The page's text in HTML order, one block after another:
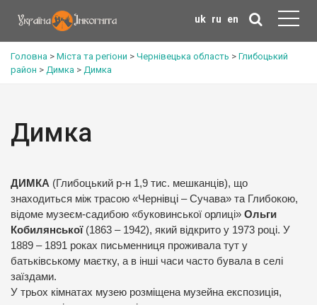
uk ru en
Головна > Міста та регіони > Чернівецька область > Глибоцький
район > Димка > Димка
Димка
ДИМКА (Глибоцький р-н 1,9 тис. мешканців), що
знаходиться між трасою «Чернівці – Сучава» та Глибокою,
відоме музеєм-садибою «буковинської орлиці» Ольги
Кобилянської (1863 – 1942), який відкрито у 1973 році. У
1889 – 1891 роках письменниця проживала тут у
батьківському маєтку, а в інші часи часто бувала в селі
заїздами.
У трьох кімнатах музею розміщена музейна експозиція,